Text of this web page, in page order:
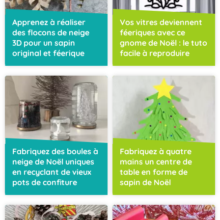
Apprenez à réaliser
des flocons de neige
3D pour un sapin
original et féerique
Vos vitres deviennent
féeriques avec ce
gnome de Noël : le tuto
facile à reproduire
Fabriquez des boules à
neige de Noël uniques
en recyclant de vieux
pots de confiture
Fabriquez à quatre
mains un centre de
table en forme de
sapin de Noël